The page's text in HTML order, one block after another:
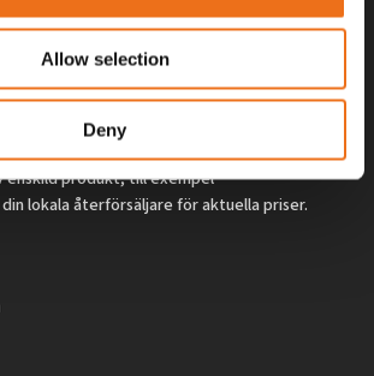
Allow selection
Deny
och tillval gäller vid köp av ny maskin. Priserna
enskild produkt, till exempel
lokala återförsäljare för aktuella priser.